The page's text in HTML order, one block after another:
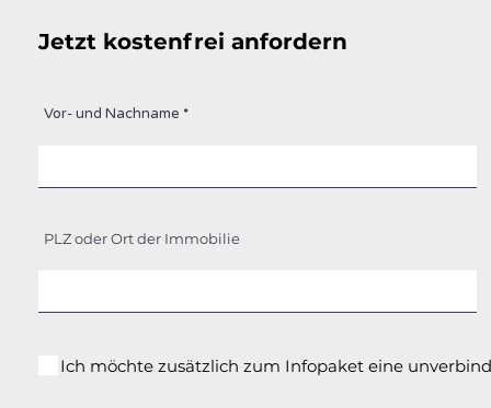
Jetzt kostenfrei anfordern
Vor- und Nachname
PLZ oder Ort der Immobilie
Ich möchte zusätzlich zum Infopaket eine